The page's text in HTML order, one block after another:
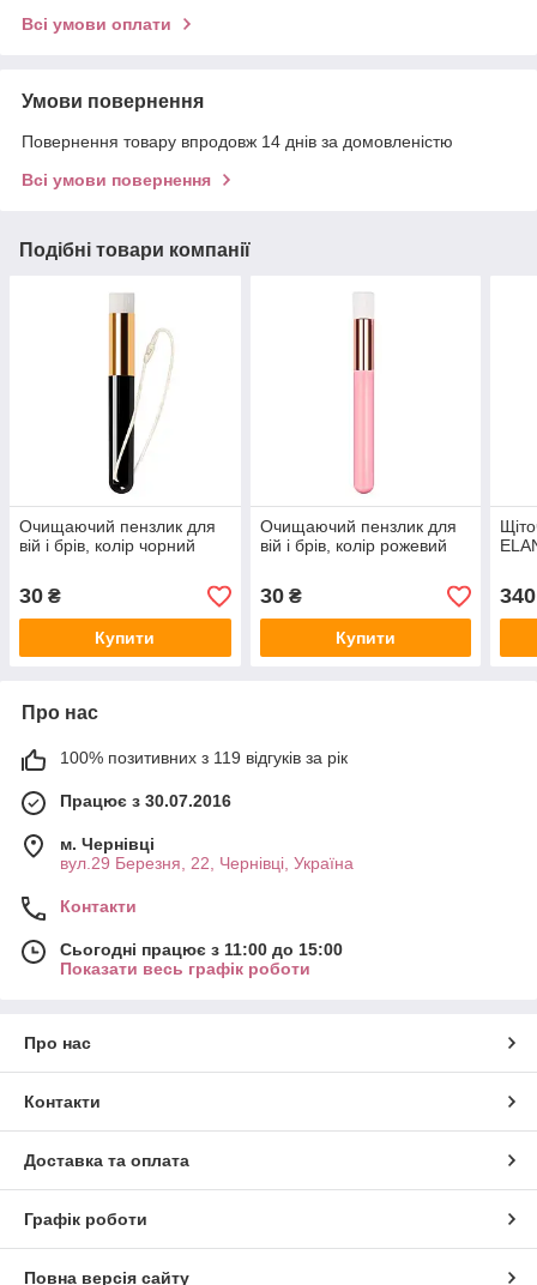
Всі умови оплати
Умови повернення
Повернення товару впродовж 14 днів за домовленістю
Всі умови повернення
Подібні товари компанії
Очищаючий пензлик для
вій і брів, колір чорний
30 ₴
Купити
Очищаючий пензлик для
вій і брів, колір рожевий
30₴
Купити
340
Про нас
100% позитивних з 119 відгуків за рік
Працює з 30.07.2016
м. Чернівці
вул.29 Березня, 22, Чернівці, Україна
Контакти
Сьогодні працює з 11:00 до 15:00
Показати весь графік роботи
Про нас
Контакти
Доставка та оплата
Графік роботи
Повна версія сайту